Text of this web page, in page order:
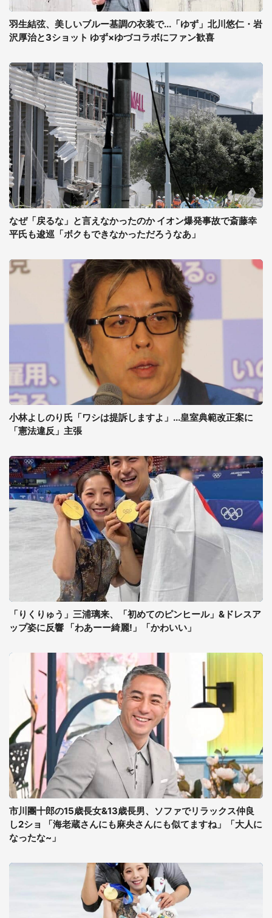
羽生結弦、美しいブルー基調の衣装で...「ゆず」北川悠仁・岩
沢厚治と3ショット ゆず×ゆづコラボにファン歓喜
なぜ「戻るな」と言えなかったのか イオン爆発事故で斎藤幸
平氏も逡巡「ボクもできなかっただろうなあ」
小林よしのり氏「ワシは提訴しますよ」...皇室典範改正案に
「憲法違反」主張
「りくりゅう」三浦璃来、「初めてのピンヒール」&ドレスア
ップ姿に反響 「わあーー綺麗!」「かわいい」
市川團十郎の15歳長女&13歳長男、ソファでリラックス仲良
し2ショ 「海老蔵さんにも麻央さんにも似てますね」「大人に
なったな~」